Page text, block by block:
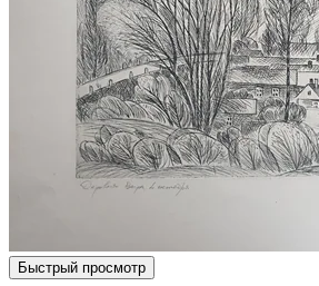
Быстрый просмотр